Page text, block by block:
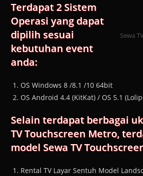
Sewa
Terdapat 2 Sistem
Operasi yang dapat
dipilih sesuai
kebutuhan event
anda:
OS Windows 8 /8.1 /10 64bit
OS Android 4.4 (KitKat) / OS 5.1
Selain terdapat berbagai
TV Touchscreen Metro,
model Sewa TV
Rental TV Layar Sentuh Model